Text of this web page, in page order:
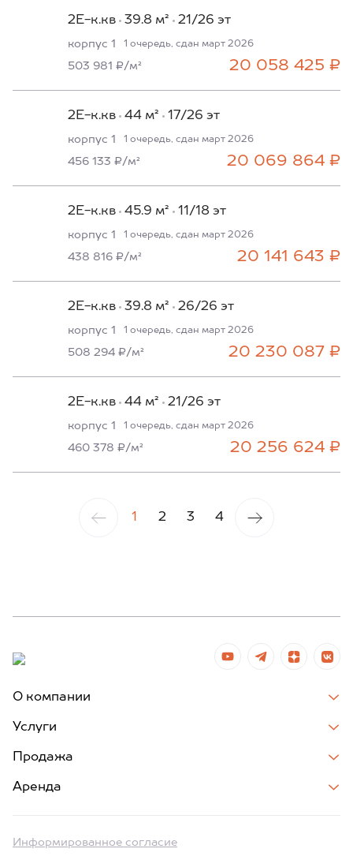
2Е-к.кв 39.8 м² 21/26 эт
корпус 1 1 очередь, сдан март 2026
20 058 425 ₽
503 981 ₽/м²
2Е-к.кв 44 м² 17/26 эт
корпус 1 1 очередь, сдан март 2026
20 069 864 ₽
456 133 ₽/м²
2Е-к.кв 45.9 м² 11/18 эт
корпус 1 1 очередь, сдан март 2026
20 141 643 ₽
438 816 ₽/м²
2Е-к.кв 39.8 м² 26/26 эт
корпус 1 1 очередь, сдан март 2026
20 230 087 ₽
508 294 ₽/м²
2Е-к.кв 44 м² 21/26 эт
корпус 1 1 очередь, сдан март 2026
20 256 624 ₽
460 378 ₽/м²
1 2 3 4
О компании
Услуги
Продажа
Аренда
Информированное согласие